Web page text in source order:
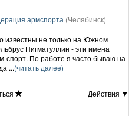
армспорта (Челябинск)
известны не только на Южном
Нигматуллин - эти имена
спорт. По работе я часто бываю на
...(читать далее)
Действия ▼